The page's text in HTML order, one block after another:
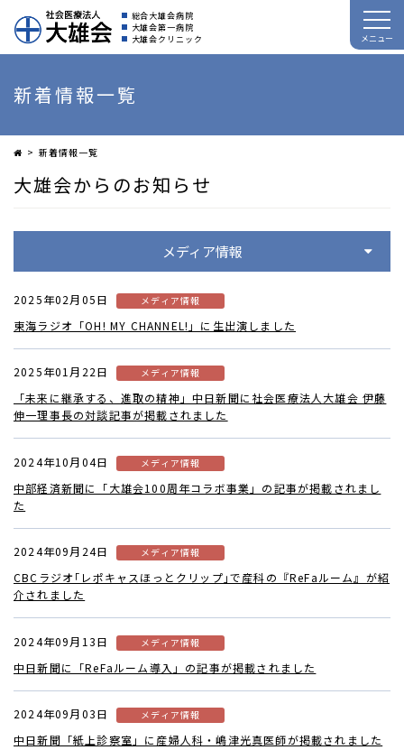
総合大雄会病院
大雄会第一病院
大雄会クリニック
メニュー
新着情報一覧
新着情報一覧
大雄会からのお知らせ
メディア情報
2025年02月05日 メディア情報
東海ラジオ「OH! MY CHANNEL!」に生出演しました
2025年01月22日 メディア情報
「未来に継承する、進取の精神」中日新聞に社会医療法人大雄会 伊藤
伸一理事長の対談記事が掲載されました
2024年10月04日 メディア情報
中部経済新聞に「大雄会100周年コラボ事業」の記事が掲載されまし
た
2024年09月24日 メディア情報
CBCラジオ｢レポキャスほっとクリップ｣で産科の『ReFaルーム』が紹
介されました
2024年09月13日 メディア情報
中日新聞に「ReFaルーム導入」の記事が掲載されました
2024年09月03日 メディア情報
中日新聞「紙上診察室」に産婦人科・嶋津光真医師が掲載されました